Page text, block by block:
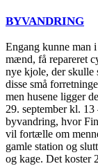
BYVANDRING
Engang kun­ne man
mænd, få repa­re­ret
nye kjo­le, der skul­le
dis­se små
men huse­ne lig­ger
29. sep­tem­ber kl.
byvan­dring, hvor
vil for­tæl­le om
gam­le sta­tion og
og kage. Det koster